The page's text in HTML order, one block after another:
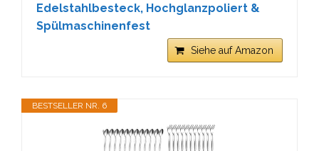
Edelstahlbesteck, Hochglanzpoliert &
Spülmaschinenfest
Siehe auf Amazon
BESTSELLER NR. 6